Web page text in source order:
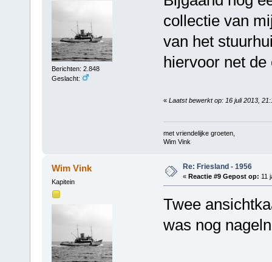
Berichten: 2.848
Geslacht:
collectie van
van het
hiervoor net
« Laatst bewerkt op: 16 juli 2013,
met vriendelijke groeten,
Wim Vink
Wim Vink
Kapitein
Re: Friesland - 1956
« Reactie #9 Gepost op: 11
Twee
was nog